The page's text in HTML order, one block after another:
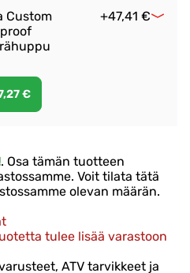
Custom
+47,41 €
. Osa tämän tuotteen
Voit tilata tätä
olevan määrän.
tulee lisää varastoon
ATV tarvikkeet ja